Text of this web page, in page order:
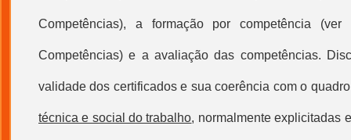
Competências), a formação por competência
Competências) e a avaliação das competências.
validade dos certificados e sua coerência com o
técnica e social do trabalho, normalmente explicitadas